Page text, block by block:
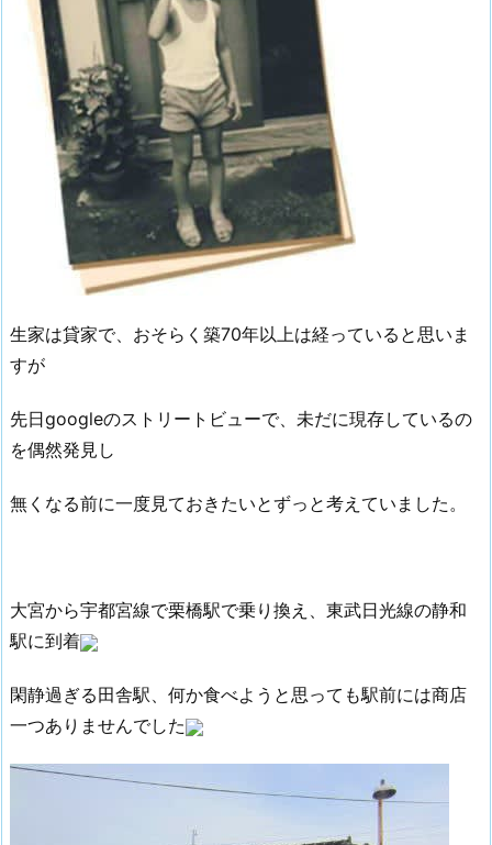
生家は貸家で、おそらく築70年以上は経っていると思いま
すが
先日googleのストリートビューで、未だに現存しているの
を偶然発見し
無くなる前に一度見ておきたいとずっと考えていました。
大宮から宇都宮線で栗橋駅で乗り換え、東武日光線の静和
駅に到着
閑静過ぎる田舎駅、何か食べようと思っても駅前には商店
一つありませんでした